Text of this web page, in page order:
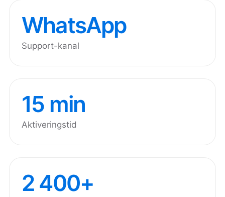
WhatsApp
Support-kanal
15 min
Aktiveringstid
2 400+